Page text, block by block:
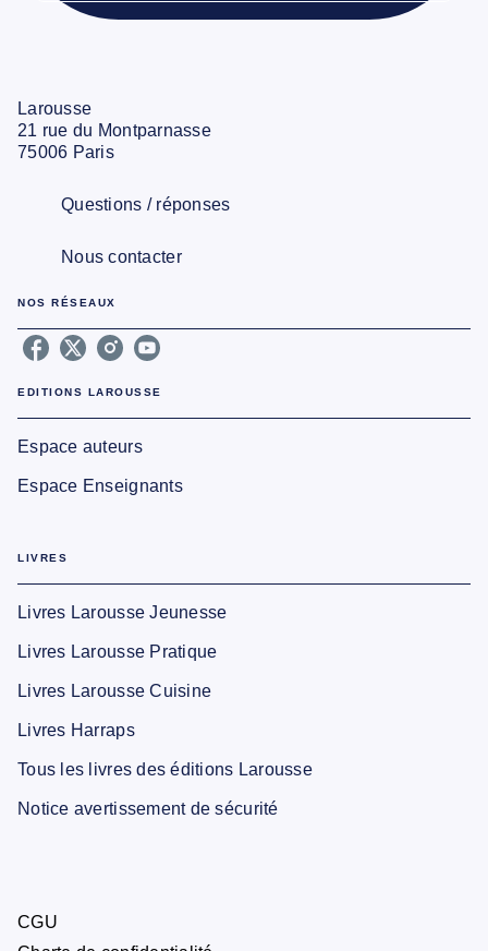
Larousse
21 rue du Montparnasse
75006 Paris
Questions / réponses
Nous contacter
NOS RÉSEAUX
EDITIONS LAROUSSE
Espace auteurs
Espace Enseignants
LIVRES
Livres Larousse Jeunesse
Livres Larousse Pratique
Livres Larousse Cuisine
Livres Harraps
Tous les livres des éditions Larousse
Notice avertissement de sécurité
CGU